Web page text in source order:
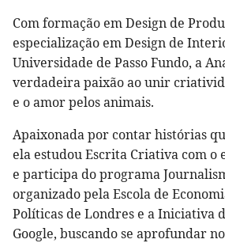
Com formação em Design de
especialização em Design de
Universidade de Passo Fundo, a
verdadeira paixão ao unir
e o amor pelos animais.
Apaixonada por contar histórias
ela estudou Escrita Criativa com o
e participa do programa
organizado pela Escola de
Políticas de Londres e a Iniciativa
Google, buscando se aprofundar